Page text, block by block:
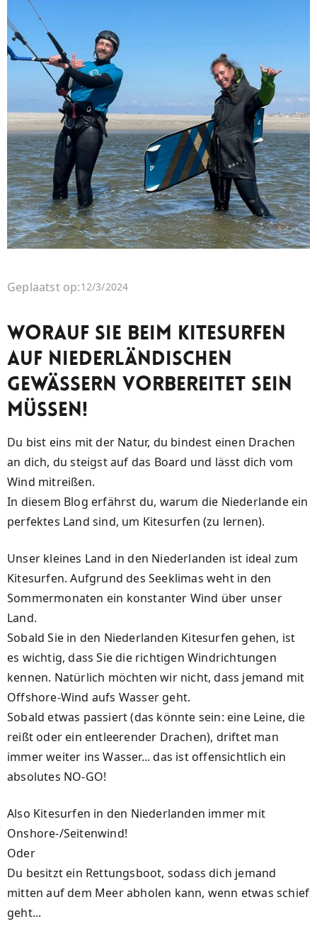
Geplaatst op:12/3/2024
Worauf Sie beim Kitesurfen
auf niederländischen
Gewässern vorbereitet sein
müssen!
Du bist eins mit der Natur, du bindest einen Drachen
an dich, du steigst auf das Board und lässt dich vom
Wind mitreißen.
In diesem Blog erfährst du, warum die Niederlande ein
perfektes Land sind, um Kitesurfen (zu lernen).
Unser kleines Land in den Niederlanden ist ideal zum
Kitesurfen. Aufgrund des Seeklimas weht in den
Sommermonaten ein konstanter Wind über unser
Land.
Sobald Sie in den Niederlanden Kitesurfen gehen, ist
es wichtig, dass Sie die richtigen Windrichtungen
kennen. Natürlich möchten wir nicht, dass jemand mit
Offshore-Wind aufs Wasser geht.
Sobald etwas passiert (das könnte sein: eine Leine, die
reißt oder ein entleerender Drachen), driftet man
immer weiter ins Wasser... das ist offensichtlich ein
absolutes NO-GO!
Also Kitesurfen in den Niederlanden immer mit
Onshore-/Seitenwind!
Oder
Du besitzt ein Rettungsboot, sodass dich jemand
mitten auf dem Meer abholen kann, wenn etwas schief
geht...